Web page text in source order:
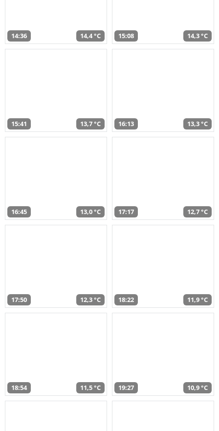
14:36 14,4 °C 15:08 14,3 °C
15:41 13,7 °C 16:13 13,3 °C
16:45 13,0 °C 17:17 12,7 °C
17:50 12,3 °C 18:22 11,9 °C
18:54 11,5 °C 19:27 10,9 °C